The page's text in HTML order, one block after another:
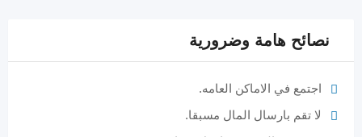
نصائح هامة وضرورية
اجتمع في الاماكن العامه.
لا تقم بارسال المال مسبقا.